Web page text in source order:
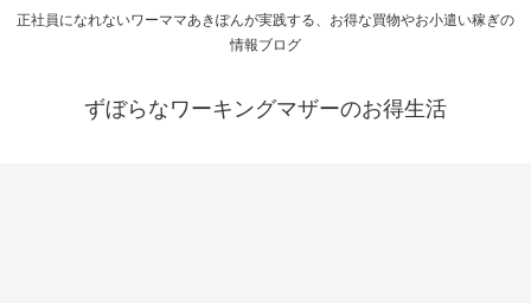
正社員になれないワーママあきぽんが実践する、お得な買物やお小遣い稼ぎの
情報ブログ
ずぼらなワーキングマザーのお得生活